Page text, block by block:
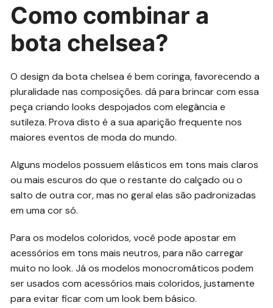
Como combinar a
bota chelsea?
O design da bota chelsea é bem coringa, favorecendo a
pluralidade nas composições. dá para brincar com essa
peça criando looks despojados com elegância e
sutileza. Prova disto é a sua aparição frequente nos
maiores eventos de moda do mundo.
Alguns modelos possuem elásticos em tons mais claros
ou mais escuros do que o restante do calçado ou o
salto de outra cor, mas no geral elas são padronizadas
em uma cor só.
Para os modelos coloridos, você pode apostar em
acessórios em tons mais neutros, para não carregar
muito no look. Já os modelos monocromáticos podem
ser usados com acessórios mais coloridos, justamente
para evitar ficar com um look bem básico.